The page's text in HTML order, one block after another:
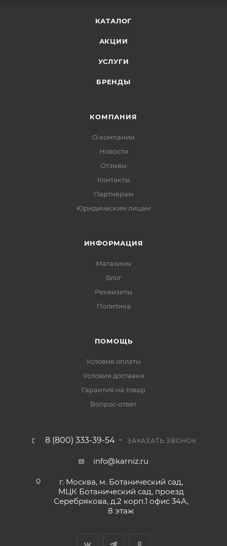
КАТАЛОГ
АКЦИИ
УСЛУГИ
БРЕНДЫ
КОМПАНИЯ
О компании
Новости
Отзывы
Контакты
Партнерам
Юридическим лицам
ИНФОРМАЦИЯ
Магазины
Блог
Реквизиты
Политика
ПОМОЩЬ
Условия оплаты
Условия доставки
Гарантия на товар
Вопрос-ответ
8 (800) 333-39-54 ЗАКАЗАТЬ ЗВОНОК
info@karniz.ru
г. Москва, м. Ботанический сад,
МЦК Ботанический сад, проезд
Серебрякова, д.2 корп.1 офис 34А,
8 этаж